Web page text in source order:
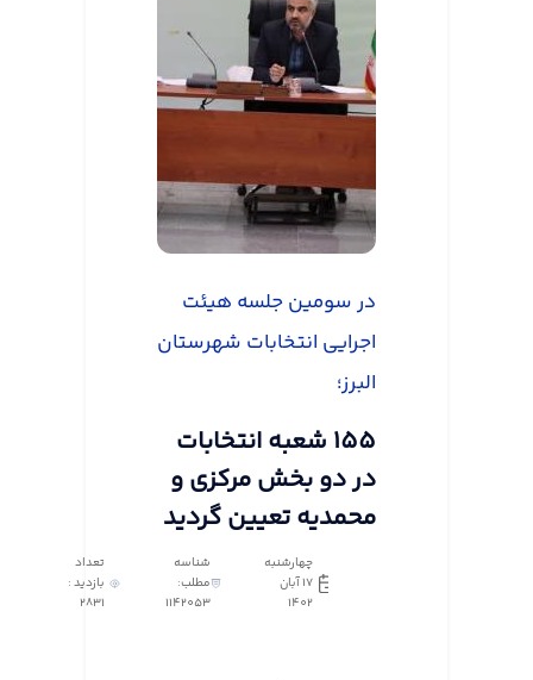
در سومین جلسه هیئت
اجرایی انتخابات شهرستان
البرز؛
155 شعبه انتخابات
در دو بخش مرکزی و
محمدیه تعیین گردید
چهارشنبه
17 آبان
1402
شناسه
مطلب:
1142053
تعداد
بازدید :
2831